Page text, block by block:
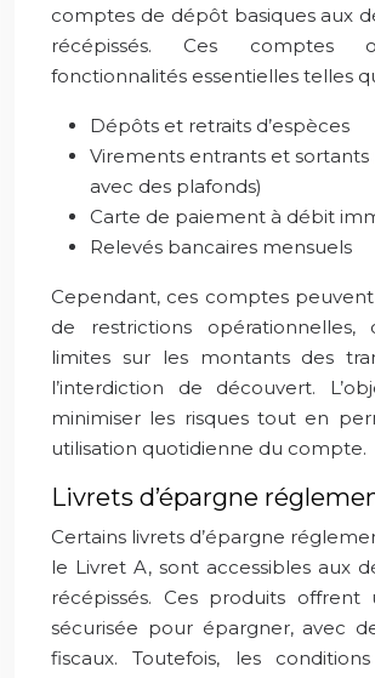
comptes de dépôt basiques aux
récépissés. Ces comptes
fonctionnalités essentielles telles
Dépôts et retraits d’espèces
Virements entrants et sortants
avec des plafonds)
Carte de paiement à débit
Relevés bancaires mensuels
Cependant, ces comptes
de restrictions opérationnelles,
limites sur les montants des
l’interdiction de découvert.
minimiser les risques tout en
utilisation quotidienne du compte.
Livrets d’épargne
Certains livrets d’épargne
le Livret A, sont accessibles aux
récépissés. Ces produits offrent
sécurisée pour épargner, avec
fiscaux. Toutefois, les conditions